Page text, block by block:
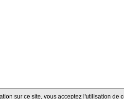
sur ce site, vous acceptez l'utilisation